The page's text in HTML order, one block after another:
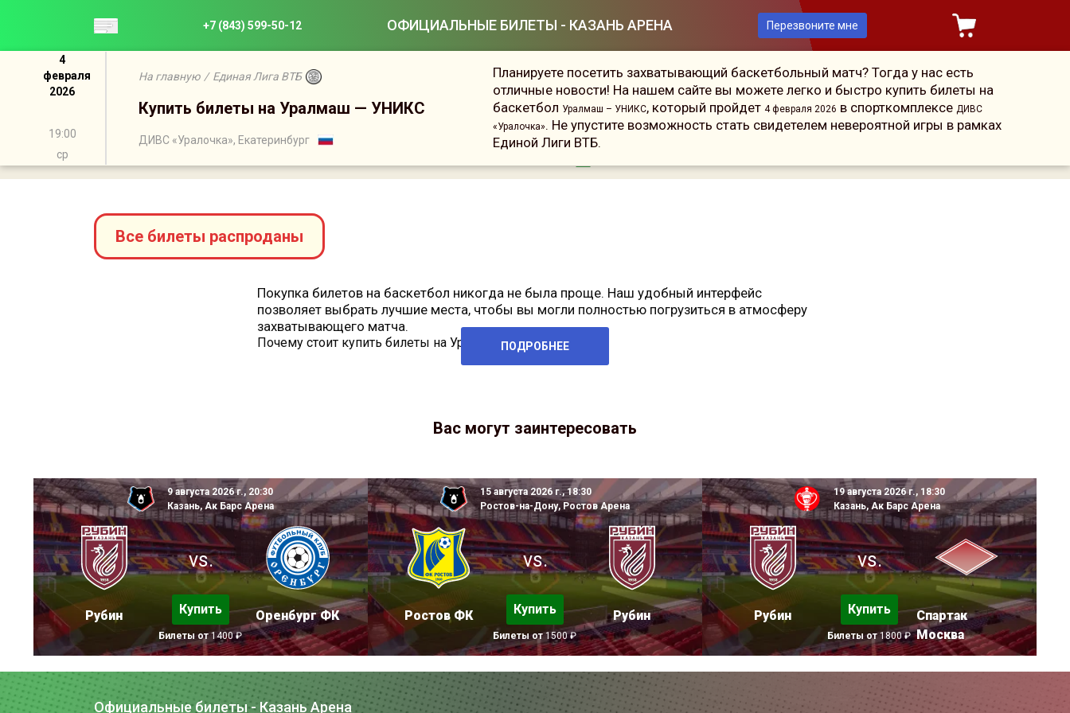
+7 (843) 599-50-12 ОФИЦИАЛЬНЫЕ БИЛЕТЫ - КАЗАНЬ АРЕНА Перезвоните мне
4
февраля
2026
19:00
ср
На главную / Единая Лига ВТБ
Купить билеты на Уралмаш — УНИКС
ДИВС «Уралочка», Екатеринбург
Планируете посетить захватывающий баскетбольный матч? Тогда у нас есть
отличные новости! На нашем сайте вы можете легко и быстро купить билеты на
баскетбол Уралмаш – УНИКС, который пройдет 4 февраля 2026 в спорткомплексе ДИВС
«Уралочка». Не упустите возможность стать свидетелем невероятной игры в рамках
Единой Лиги ВТБ.
Сейчас на сайте онлайн16человек
Все билеты распроданы
Покупка билетов на баскетбол никогда не была проще. Наш удобный интерфейс
позволяет выбрать лучшие места, чтобы вы могли полностью погрузиться в атмосферу
захватывающего матча.
Почему стоит купить билеты на Уралмаш – УНИКС у нас?
ПОДРОБНЕЕ
Вас могут заинтересовать
9 августа 2026 г., 20:30
Казань, Ак Барс Арена
Рубин
vs.
Купить
Билеты от1400 ₽
Оренбург ФК
15 августа 2026 г., 18:30
Ростов-на-Дону, Ростов Арена
Ростов ФК
vs.
Купить
Билеты от1500 ₽
Рубин
19 августа 2026 г., 18:30
Казань, Ак Барс Арена
Рубин
vs.
Купить
Билеты от1800 ₽
Спартак
Москва
Официальные билеты - Казань Арена